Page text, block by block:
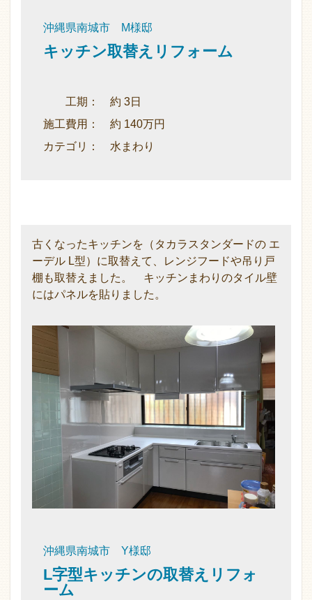
沖縄県南城市 M様邸
キッチン取替えリフォーム
工期： 約 3日
施工費用： 約 140万円
カテゴリ： 水まわり
古くなったキッチンを（タカラスタンダードの エ
ーデル L型）に取替えて、レンジフードや吊り戸
棚も取替えました。 キッチンまわりのタイル壁
にはパネルを貼りました。
沖縄県南城市 Y様邸
L字型キッチンの取替えリフォ
ーム